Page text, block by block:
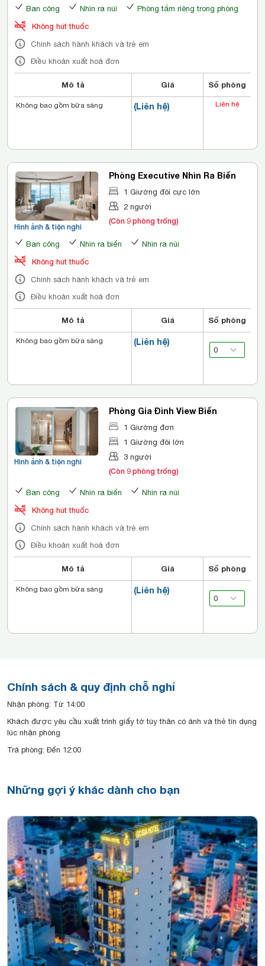
Ban công Nhìn ra núi
Phòng tắm riêng trong phòng
Không hút thuốc
Chính sách hành khách và trẻ em
Điều khoản xuất hoá đơn
Mô tả Giá Số phòng
(Liên hệ)
Không bao gồm bữa sáng Liên hệ
Hình ảnh & tiện nghi
Phòng Executive Nhìn Ra Biển
1 Giường đôi cực lớn
2 người
(Còn 9 phòng trống)
Ban công Nhìn ra biển
Nhìn ra núi
Không hút thuốc
Chính sách hành khách và trẻ em
Điều khoản xuất hoá đơn
Mô tả Giá Số phòng
(Liên hệ)
Không bao gồm bữa sáng
Hình ảnh & tiện nghi
Phòng Gia Đình View Biển
1 Giường đơn
1 Giường đôi lớn
3 người
(Còn 9 phòng trống)
Ban công Nhìn ra biển
Nhìn ra núi
Không hút thuốc
Chính sách hành khách và trẻ em
Điều khoản xuất hoá đơn
Mô tả Giá Số phòng
(Liên hệ)
Không bao gồm bữa sáng
Chính sách & quy định chỗ nghỉ
Nhận phòng: Từ 14:00
Khách được yêu cầu xuất trình giấy tờ tùy thân có ảnh và thẻ tín dụng
lúc nhận phòng
Trả phòng: Đến 12:00
Những gợi ý khác dành cho bạn